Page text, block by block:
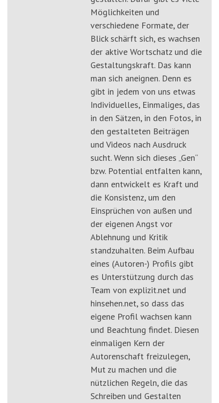
Möglichkeiten und
verschiedene Formate, der
Blick schärft sich, es wachsen
der aktive Wortschatz und die
Gestaltungskraft. Das kann
man sich aneignen. Denn es
gibt in jedem von uns etwas
Individuelles, Einmaliges, das
in den Sätzen, in den Fotos, in
den gestalteten Beiträgen
und Videos nach Ausdruck
sucht. Wenn sich dieses „Gen“
bzw. Potential entfalten kann,
dann entwickelt es Kraft und
die Konsistenz, um den
Einsprüchen von außen und
der eigenen Angst vor
Ablehnung und Kritik
standzuhalten. Beim Aufbau
eines (Autoren-) Profils gibt
es Unterstützung durch das
Team von explizit.net und
hinsehen.net, so dass das
eigene Profil wachsen kann
und Beachtung findet. Diesen
einmaligen Kern der
Autorenschaft freizulegen,
Mut zu machen und die
nützlichen Regeln, die das
Schreiben und Gestalten